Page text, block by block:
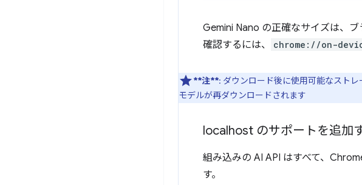
Gemini Nano の正確なサイズは、
確認するには、
chrome://on-
**注**: ダウンロード後に使用可能なスト
モデルが再ダウンロードされます
localhost のサポートを追加
組み込みの AI API はすべて、
す。